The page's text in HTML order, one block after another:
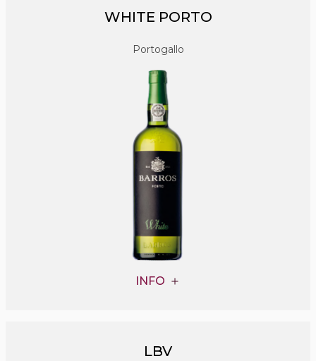
WHITE PORTO
Portogallo
INFO
LBV